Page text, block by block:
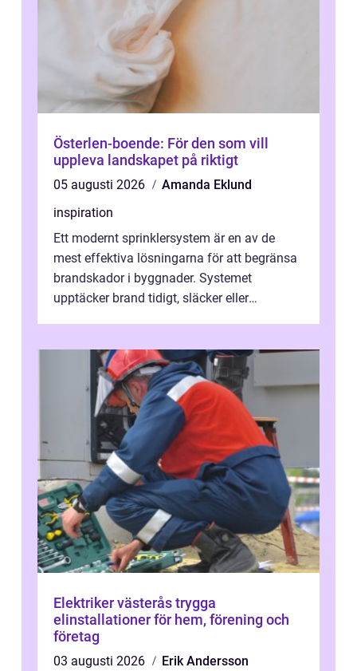
Österlen-boende: För den som vill
uppleva landskapet på riktigt
05 augusti 2026
Amanda Eklund
inspiration
Ett modernt sprinklersystem är en av de
mest effektiva lösningarna för att begränsa
brandskador i byggnader. Systemet
upptäcker brand tidigt, släcker eller
Elektriker västerås trygga
elinstallationer för hem, förening och
företag
03 augusti 2026
Erik Andersson